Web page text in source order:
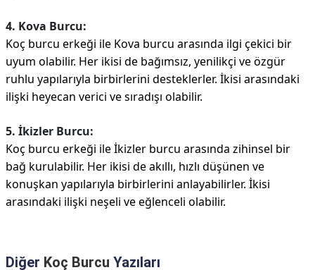
4. Kova Burcu:
Koç burcu erkeği ile Kova burcu arasında ilgi çekici bir
uyum olabilir. Her ikisi de bağımsız, yenilikçi ve özgür
ruhlu yapılarıyla birbirlerini desteklerler. İkisi arasındaki
ilişki heyecan verici ve sıradışı olabilir.
5. İkizler Burcu:
Koç burcu erkeği ile İkizler burcu arasında zihinsel bir
bağ kurulabilir. Her ikisi de akıllı, hızlı düşünen ve
konuşkan yapılarıyla birbirlerini anlayabilirler. İkisi
arasındaki ilişki neşeli ve eğlenceli olabilir.
Diğer Koç Burcu Yazıları